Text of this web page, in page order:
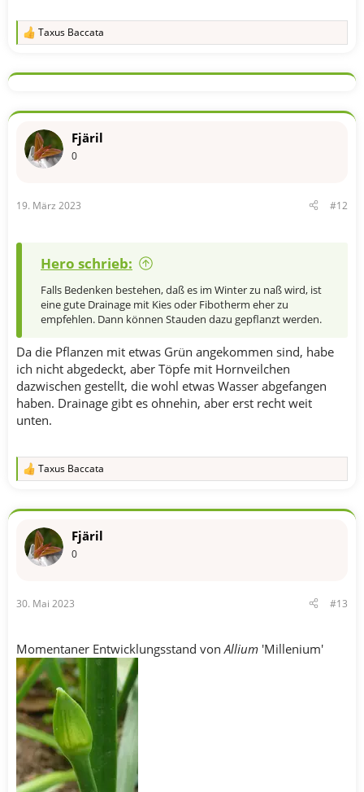
R
k
o
e
n
Taxus Baccata
Fjäril
0
19. März 2023 #12
Hero schrieb:
Falls Bedenken bestehen, daß es im Winter zu naß wird, ist
eine gute Drainage mit Kies oder Fibotherm eher zu
empfehlen. Dann können Stauden dazu gepflanzt werden.
Da die Pflanzen mit etwas Grün angekommen sind, habe
ich nicht abgedeckt, aber Töpfe mit Hornveilchen
dazwischen gestellt, die wohl etwas Wasser abgefangen
haben. Drainage gibt es ohnehin, aber erst recht weit
unten.
R
k
o
:
Taxus Baccata
Fjäril
0
30. Mai 2023 #13
Momentaner Entwicklungsstand von Allium 'Millenium'